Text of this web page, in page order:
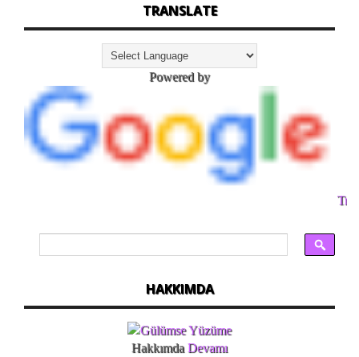
TRANSLATE
Powered by
HAKKIMDA
HakkımdaDevamı